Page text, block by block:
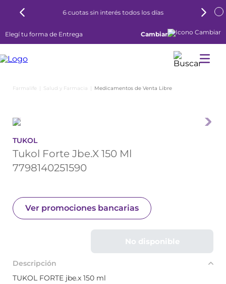
6 cuotas sin interés todos los días
Elegí tu forma de Entrega Cambiar
Salud y Farmacia Medicamentos de Venta Libre
TUKOL
Tukol Forte Jbe.X 150 Ml
7798140251590
Ver promociones bancarias
No disponible
Descripción
TUKOL FORTE jbe.x 150 ml